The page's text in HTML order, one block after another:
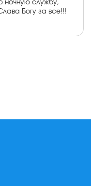
ночную службу,
Богу за все!!!